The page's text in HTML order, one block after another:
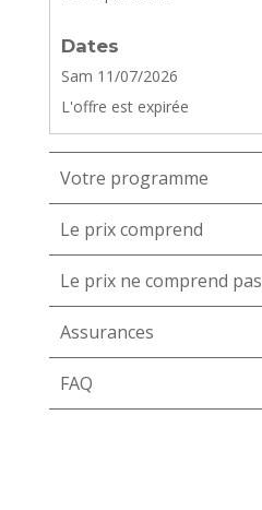
Dates
Sam 11/07/2026
L'offre est expirée
Votre programme
Le prix comprend
Le prix ne comprend pas
Assurances
FAQ